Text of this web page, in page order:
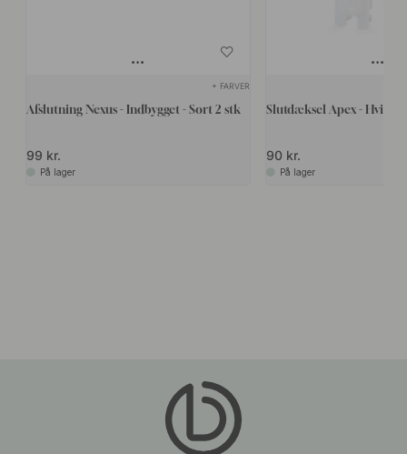
+ FARVER
Afslutning Nexus - Indbygget - Sort 2 stk
99 kr.
På lager
Slutdæksel ​​​​Apex - Hvid -
90 kr.
På lager